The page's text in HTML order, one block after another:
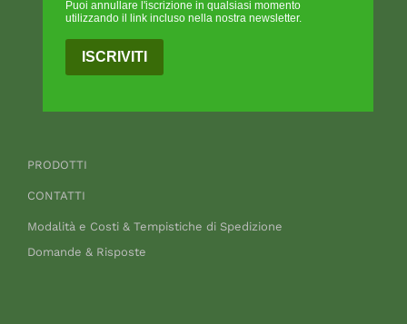
Puoi annullare l'iscrizione in qualsiasi momento
utilizzando il link incluso nella nostra newsletter.
ISCRIVITI
PRODOTTI
CONTATTI
Modalità e Costi & Tempistiche di Spedizione
Domande & Risposte